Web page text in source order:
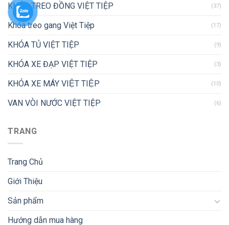
KHÓA TREO ĐỒNG VIỆT TIỆP (37)
Khóa treo gang Việt Tiệp (17)
KHÓA TỦ VIỆT TIỆP (9)
KHÓA XE ĐẠP VIỆT TIỆP (3)
KHÓA XE MÁY VIỆT TIỆP (10)
VAN VÒI NƯỚC VIỆT TIỆP (6)
TRANG
Trang Chủ
Giới Thiệu
Sản phẩm
Hướng dẫn mua hàng